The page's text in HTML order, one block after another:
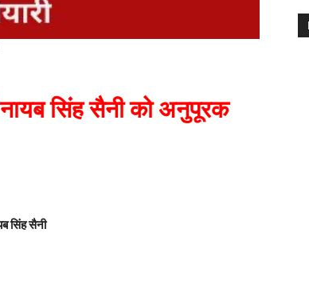
सिंह सैनी को अनुपूरक
सिंह सैनी